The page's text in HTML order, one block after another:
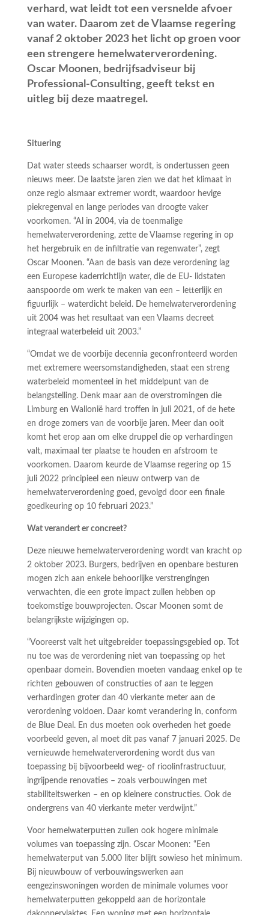
verhard, wat leidt tot een versnelde afvoer
van water. Daarom zet de Vlaamse regering
vanaf 2 oktober 2023 het licht op groen voor
een strengere hemelwaterverordening.
Oscar Moonen, bedrijfsadviseur bij
Professional-Consulting, geeft tekst en
uitleg bij deze maatregel.
Situering
Dat water steeds schaarser wordt, is ondertussen geen
nieuws meer. De laatste jaren zien we dat het klimaat in
onze regio alsmaar extremer wordt, waardoor hevige
piekregenval en lange periodes van droogte vaker
voorkomen. “Al in 2004, via de toenmalige
hemelwaterverordening, zette de Vlaamse regering in op
het hergebruik en de infiltratie van regenwater”, zegt
Oscar Moonen. “Aan de basis van deze verordening lag
een Europese kaderrichtlijn water, die de EU- lidstaten
aanspoorde om werk te maken van een – letterlijk en
figuurlijk – waterdicht beleid. De hemelwaterverordening
uit 2004 was het resultaat van een Vlaams decreet
integraal waterbeleid uit 2003.”
“Omdat we de voorbije decennia geconfronteerd worden
met extremere weersomstandigheden, staat een streng
waterbeleid momenteel in het middelpunt van de
belangstelling. Denk maar aan de overstromingen die
Limburg en Wallonië hard troffen in juli 2021, of de hete
en droge zomers van de voorbije jaren. Meer dan ooit
komt het erop aan om elke druppel die op verhardingen
valt, maximaal ter plaatse te houden en afstroom te
voorkomen. Daarom keurde de Vlaamse regering op 15
juli 2022 principieel een nieuw ontwerp van de
hemelwaterverordening goed, gevolgd door een finale
goedkeuring op 10 februari 2023.”
Wat verandert er concreet?
Deze nieuwe hemelwaterverordening wordt van kracht op
2 oktober 2023. Burgers, bedrijven en openbare besturen
mogen zich aan enkele behoorlijke verstrengingen
verwachten, die een grote impact zullen hebben op
toekomstige bouwprojecten. Oscar Moonen somt de
belangrijkste wijzigingen op.
“Vooreerst valt het uitgebreider toepassingsgebied op. Tot
nu toe was de verordening niet van toepassing op het
openbaar domein. Bovendien moeten vandaag enkel op te
richten gebouwen of constructies of aan te leggen
verhardingen groter dan 40 vierkante meter aan de
verordening voldoen. Daar komt verandering in, conform
de Blue Deal. En dus moeten ook overheden het goede
voorbeeld geven, al moet dit pas vanaf 7 januari 2025. De
vernieuwde hemelwaterverordening wordt dus van
toepassing bij bijvoorbeeld weg- of rioolinfrastructuur,
ingrijpende renovaties – zoals verbouwingen met
stabiliteitswerken – en op kleinere constructies. Ook de
ondergrens van 40 vierkante meter verdwijnt.”
Voor hemelwaterputten zullen ook hogere minimale
volumes van toepassing zijn. Oscar Moonen: “Een
hemelwaterput van 5.000 liter blijft sowieso het minimum.
Bij nieuwbouw of verbouwingswerken aan
eengezinswoningen worden de minimale volumes voor
hemelwaterputten gekoppeld aan de horizontale